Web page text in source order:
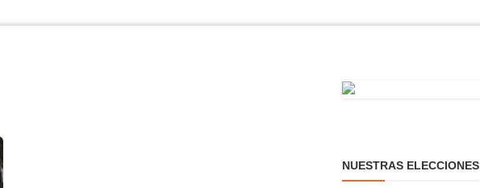
NUESTRAS ELECCIONES